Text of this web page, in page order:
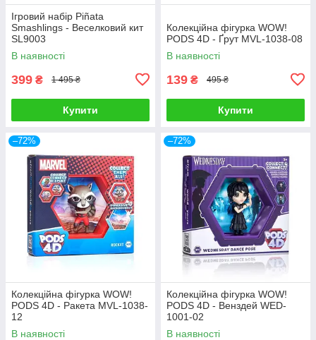
Ігровий набір Piñata
Smashlings - Веселковий кит
SL9003
В наявності
399 ₴ 1 495 ₴
Купити
Колекційна фігурка WOW!
PODS 4D - Ґрут MVL-1038-08
В наявності
139 ₴ 495 ₴
Купити
–72%
Колекційна фігурка WOW!
PODS 4D - Ракета MVL-1038-
12
В наявності
–72%
Колекційна фігурка WOW!
PODS 4D - Венздей WED-
1001-02
В наявності